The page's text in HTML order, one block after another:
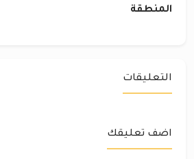
المنطقة
التعليقات
اضف تعليقك